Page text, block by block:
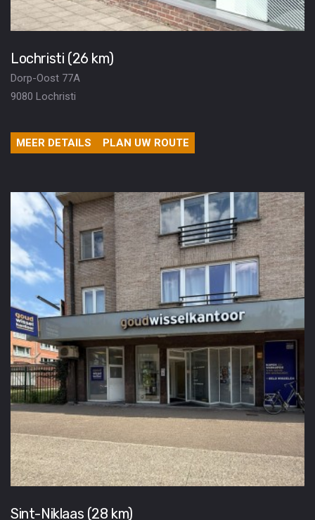
Lochristi (26 km)
Dorp-Oost 77A
9080 Lochristi
MEER DETAILS PLAN UW ROUTE
Sint-Niklaas (28 km)